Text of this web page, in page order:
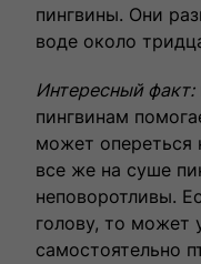
пингвины. Они
воде около
Интересный факт:
пингвинам
может опереться
все же на суше
неповоротливы.
голову, то может
самостоятельно